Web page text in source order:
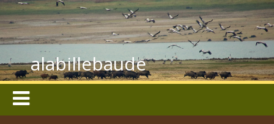
alabillebaude